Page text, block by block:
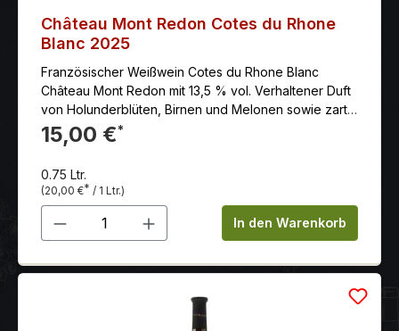
Château Mont Redon Cotes du Rhone
Blanc 2025
Französischer Weißwein Cotes du Rhone Blanc
Château Mont Redon mit 13,5 % vol. Verhaltener Duft
von Holunderblüten, Birnen und Melonen sowie zarte
Mandelnoten.
15,00 €*
0.75 Ltr.
(20,00 €* / 1 Ltr.)
Produkt Anzahl: Gib denIn den Warenkorb